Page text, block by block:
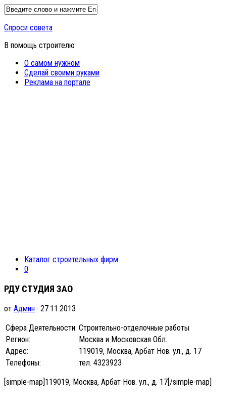
Спроси совета
В помощь строителю
О самом нужном
Сделай своими руками
Реклама на портале
Каталог строительных фирм
0
РДУ СТУДИЯ ЗАО
от Админ · 27.11.2013
Сфера Деятельности: Строительно-отделочные работы
Регион:
Москва и Московская Обл.
Адрес:
119019, Москва, Арбат Нов. ул., д. 17
Телефоны:
тел. 4323923
[simple-map]119019, Москва, Арбат Нов. ул., д. 17[/simple-map]